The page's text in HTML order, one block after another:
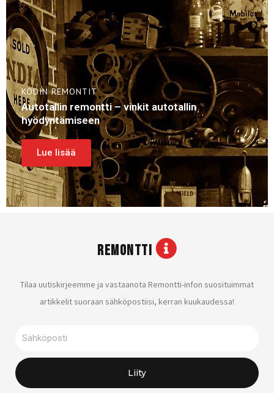
KODIN REMONTIT
Autotallin remontti – vinkit autotallin
hyödyntämiseen
Lue lisää
REMONTTI
Tilaa uutiskirjeemme ja vastaanota Remontti-infon suosituimmat
artikkelit suoraan sähköpostiisi, kerran kuukaudessa!
Sähköposti
Liity